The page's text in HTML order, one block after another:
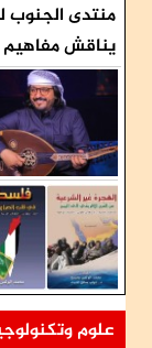
منتدى الجنوب
يناقش مفاهيم
ندوة فكرية
علوم